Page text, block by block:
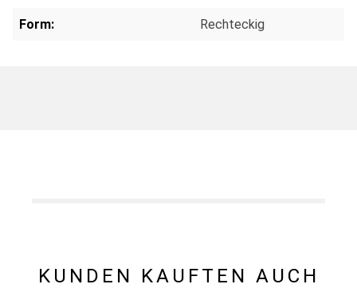
Form: Rechteckig
KUNDEN KAUFTEN AUCH